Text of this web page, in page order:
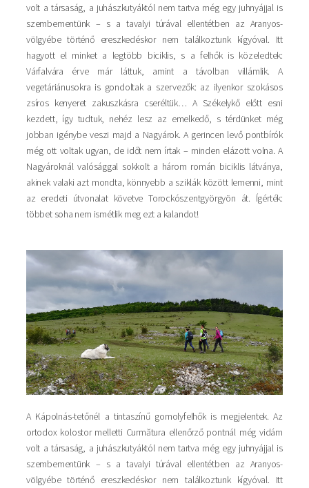
volt a társaság, a juhászkutyáktól nem tartva még egy juhnyájjal is
szembementünk – s a tavalyi túrával ellentétben az Aranyos-
völgyébe történő ereszkedéskor nem találkoztunk kígyóval. Itt
hagyott el minket a legtöbb biciklis, s a felhők is közeledtek:
Várfalvára érve már láttuk, amint a távolban villámlik. A
vegetáriánusokra is gondoltak a szervezők: az ilyenkor szokásos
zsíros kenyeret zakuszkásra cseréltük… A Székelykő előtt esni
kezdett, így tudtuk, nehéz lesz az emelkedő, s térdünket még
jobban igénybe veszi majd a Nagyárok. A gerincen levő pontbírók
még ott voltak ugyan, de időt nem írtak – minden elázott volna. A
Nagyároknál valósággal sokkolt a három román biciklis látványa,
akinek valaki azt mondta, könnyebb a sziklák között lemenni, mint
az eredeti útvonalat követve Torockószentgyörgyön át. Ígérték:
többet soha nem ismétlik meg ezt a kalandot!
A Kápolnás-tetőnél a tintaszínű gomolyfelhők is megjelentek. Az
ortodox kolostor melletti Curmătura ellenőrző pontnál még vidám
volt a társaság, a juhászkutyáktól nem tartva még egy juhnyájjal is
szembementünk – s a tavalyi túrával ellentétben az Aranyos-
völgyébe történő ereszkedéskor nem találkoztunk kígyóval. Itt